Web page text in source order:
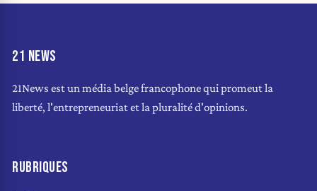
21 NEWS
21News est un média belge francophone qui promeut la
liberté, l'entrepreneuriat et la pluralité d'opinions.
RUBRIQUES